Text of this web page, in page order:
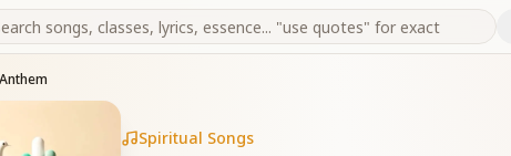
Spiritual Songs